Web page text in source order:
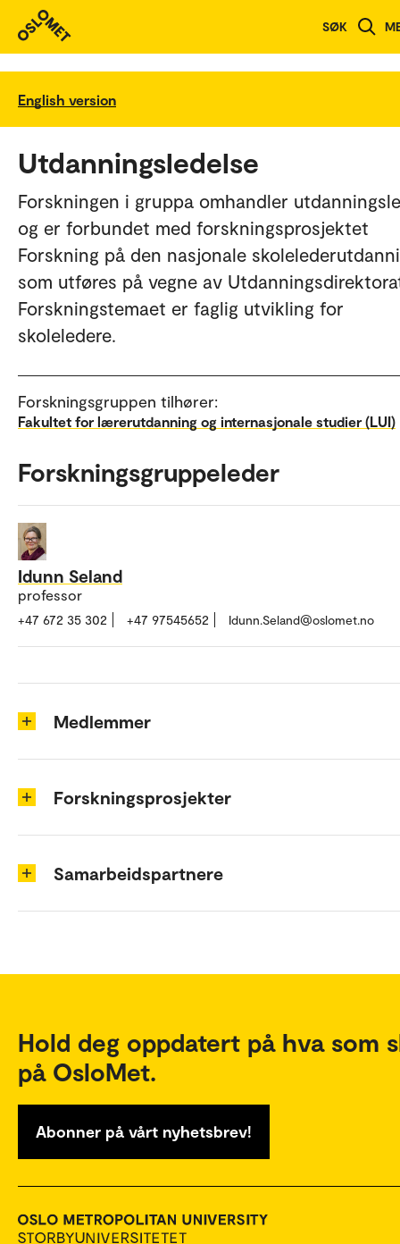
SØK
English version
Utdanningsledelse
Forskningen i gruppa omhandler
og er forbundet med forskningsprosjektet
Forskning på den nasjonale
som utføres på vegne av
Forskningstemaet er faglig utvikling for
skoleledere.
Forskningsgruppen tilhører:
Fakultet for lærerutdanning og internasjonale studier (LUI)
Forskningsgruppeleder
Idunn Seland
professor
+47 672 35 302 +47 97545652 Idunn.Seland@oslomet.no
Medlemmer
Forskningsprosjekter
Samarbeidspartnere
Hold deg oppdatert på hva som
på OsloMet.
Abonner på vårt nyhetsbrev!